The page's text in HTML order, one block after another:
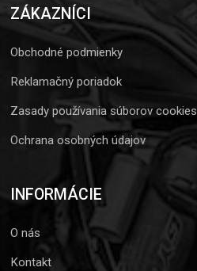
ZÁKAZNÍCI
Obchodné podmienky
Reklamačný poriadok
Zasady používania súborov cookies
Ochrana osobných údajov
INFORMÁCIE
O nás
Kontakt